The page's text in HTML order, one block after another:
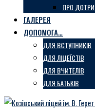
ПРО
ГАЛЕРЕЯ
ДОПОМОГА…
ДЛЯ ВСТУПНИКІВ
ДЛЯ ЛІЦЕЇСТІВ
ДЛЯ ВЧИТЕЛІВ
ДЛЯ БАТЬКІВ